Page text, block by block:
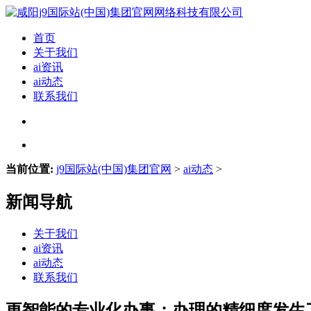
首页
关于我们
ai资讯
ai动态
联系我们
当前位置: j9国际站(中国)集团官网 > ai动态 >
新闻导航
关于我们
ai资讯
ai动态
联系我们